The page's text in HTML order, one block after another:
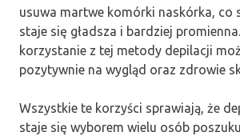
usuwa martwe komórki naskórka, co
staje się gładsza i bardziej
korzystanie z tej metody depilacji
pozytywnie na wygląd oraz zdrowie
Wszystkie te korzyści sprawiają, że
staje się wyborem wielu osób